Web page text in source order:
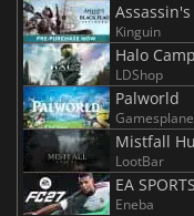
Kinguin
Halo
LDShop
Palworld
Mistfall
LootBar
EA
Eneba